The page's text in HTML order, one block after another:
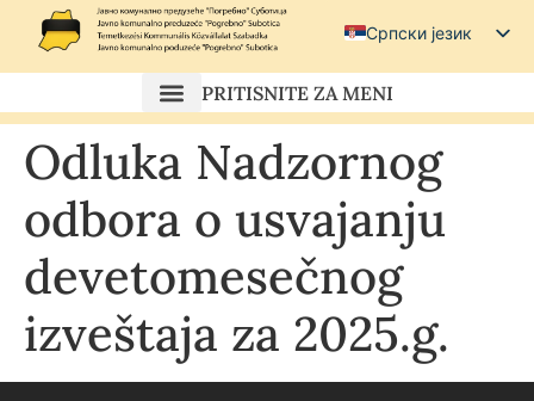
Српски језик
Српски (ћирилица)
Magyar
Hrvatski
PRITISNITE ZA MENI
Odluka Nadzornog
odbora o usvajanju
devetomesečnog
izveštaja za 2025.g.